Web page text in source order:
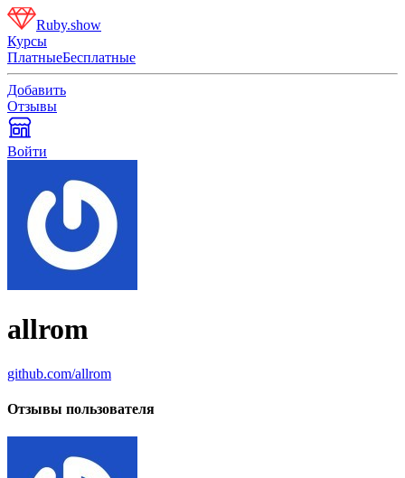
Ruby.show
Курсы
ПлатныеБесплатные
Добавить
Отзывы
Войти
allrom
github.com/allrom
Отзывы пользователя